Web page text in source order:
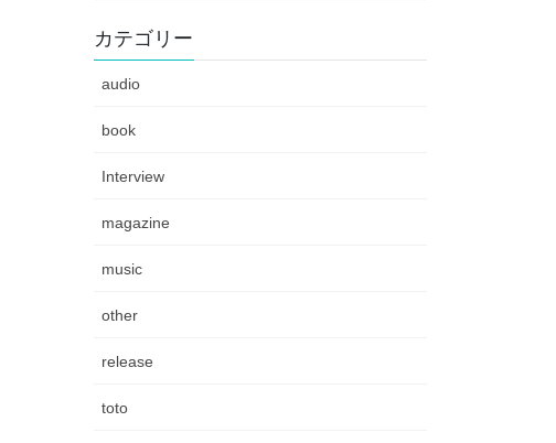
カテゴリー
audio
book
Interview
magazine
music
other
release
toto